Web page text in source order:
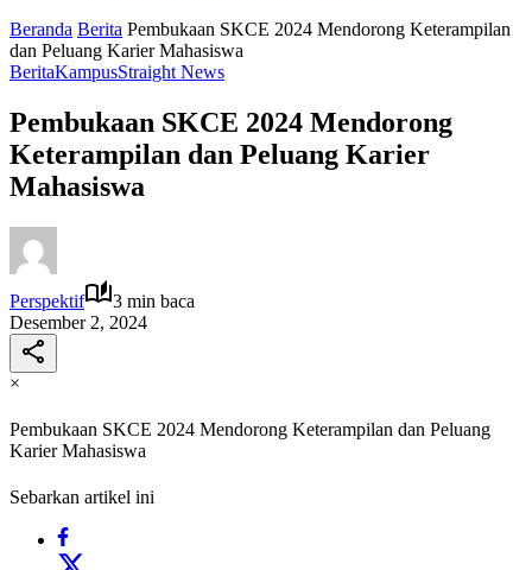
Beranda Berita Pembukaan SKCE 2024 Mendorong Keterampilan
dan Peluang Karier Mahasiswa
BeritaKampusStraight News
Pembukaan SKCE 2024 Mendorong
Keterampilan dan Peluang Karier
Mahasiswa
Perspektif
3 min baca
Desember 2, 2024
×
Pembukaan SKCE 2024 Mendorong Keterampilan dan Peluang
Karier Mahasiswa
Sebarkan artikel ini